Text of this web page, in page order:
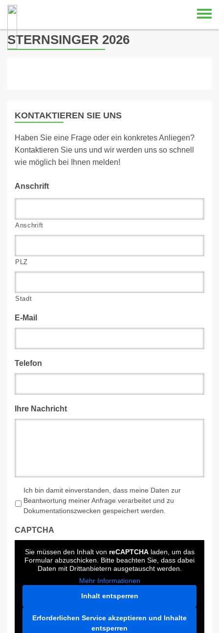
Skip to content
STERNSINGER 2026
KONTAKTIEREN SIE UNS
Haben Sie eine Frage oder ein konkretes Anliegen?
Kontaktieren Sie uns und wir werden uns so schnell
wie möglich bei Ihnen melden!
Anschrift
Anschrift
PLZ
Stadt
E-Mail
Telefon
Ihre Nachricht
Ich bin damit einverstanden, dass meine Daten zur
Beantwortung meiner Anfrage verarbeitet und zu
Dokumentationszwecken gespeichert werden.
CAPTCHA
Sie müssen den Inhalt von reCAPTCHAladen, um das
Formular abzuschicken. Bitte beachten Sie, dass dabei
Daten mit Drittanbietern ausgetauscht werden.
Mehr Informationen
Inhalt entsperren
Erforderlichen Service akzeptieren und Inhalte
entsperren